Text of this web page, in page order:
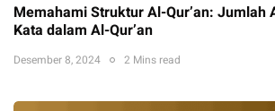
Memahami Struktur Al-Qur’an: Jumlah
Kata dalam Al-Qur’an
Desember 8, 2024 2 Mins read